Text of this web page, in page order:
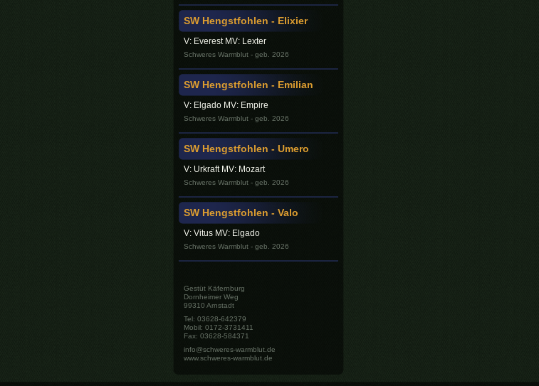
SW Hengstfohlen - Elixier
V: Everest MV: Lexter
Schweres Warmblut - geb. 2026
SW Hengstfohlen - Emilian
V: Elgado MV: Empire
Schweres Warmblut - geb. 2026
SW Hengstfohlen - Umero
V: Urkraft MV: Mozart
Schweres Warmblut - geb. 2026
SW Hengstfohlen - Valo
V: Vitus MV: Elgado
Schweres Warmblut - geb. 2026
Gestüt Käfernburg
Dornheimer Weg
99310 Arnstadt
Tel: 03628-642379
Mobil: 0172-3731411
Fax: 03628-584371
info@schweres-warmblut.de
www.schweres-warmblut.de